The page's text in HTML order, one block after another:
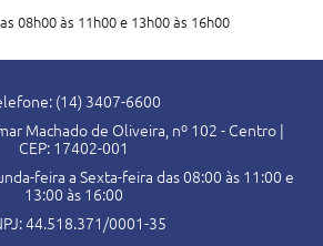
08h00 às 11h00 e 13h00 às 16h00
(14) 3407-6600
Machado de Oliveira, nº 102 - Centro |
CEP: 17402-001
feira a Sexta-feira das 08:00 às 11:00 e
13:00 às 16:00
44.518.371/0001-35